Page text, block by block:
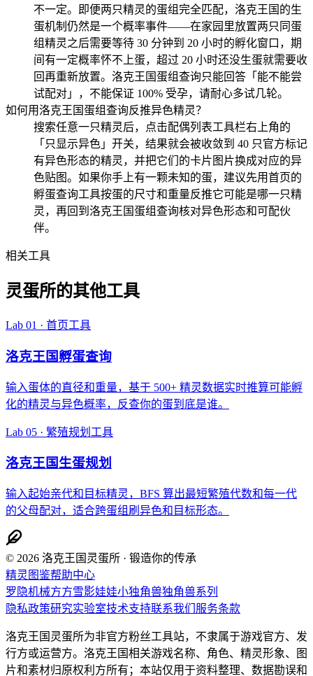
不一定。即便两只精灵的蛋组完全匹配，洛克王国的生
蛋机制仍然是一个概率事件——在家园里放置两只同蛋
组精灵之后需要等待 30 分钟到 20 小时的孵化窗口，期
间有一定概率怀不上蛋，超过 20 小时还没生蛋就需要收
回再重新放置。洛克王国蛋组查询只能回答「能不能尝
试配对」，不能保证 100% 受孕，请耐心多试几轮。
如何用洛克王国蛋组查询反推异色精灵？
搜索任意一只精灵后，点击配偶列表工具栏右上角的
「只显示异色」开关，结果就会被收敛到 40 只官方标记
有异色形态的精灵，并把它们的卡片图片换成对应的异
色贴图。如果你手上有一颗未知的蛋，建议先用首页的
孵蛋查询工具按蛋的尺寸和重量反推它可能是哪一只精
灵，再回到洛克王国蛋组查询核对异色形态和可配伙
伴。
相关工具
灵蛋所的其他工具
Lab 01 · 首页工具
洛克王国孵蛋查询
输入蛋体的直径和重量，基于 500+ 精灵数据实时推算可能孵
化的精灵与异色概率，反查你的蛋到底是谁。
Lab 05 · 繁殖规划工具
洛克王国生蛋规划
输入起始亲代和目标精灵，BFS 算出最短繁殖代数和每一代
的父母配对，适合跨蛋组刷异色和目标形态。
© 2026 洛克王国灵蛋所 · 锻造你的传承
精灵图鉴帮助中心
罗隐机械方方雪影娃娃小独角兽独角兽系列
隐私政策研究实验室技术支持联系我们 服务条款
洛克王国灵蛋所为非官方粉丝工具站，不隶属于游戏官方、发
行方或运营方。洛克王国相关游戏名称、角色、精灵形象、图
片和素材归原权利方所有；本站仅用于资料整理、数据勘误和